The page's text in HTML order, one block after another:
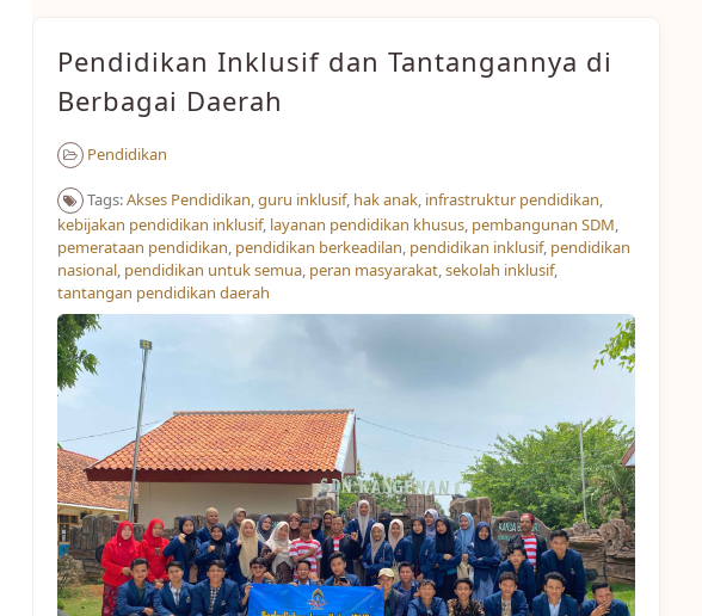
Pendidikan Inklusif dan Tantangannya di
Berbagai Daerah
Pendidikan
Tags:Akses Pendidikan​,guru inklusif, hak anak, infrastruktur pendidikan,
kebijakan pendidikan inklusif, layanan pendidikan khusus, pembangunan SDM,
pemerataan pendidikan, pendidikan berkeadilan, pendidikan inklusif, pendidikan
nasional, pendidikan untuk semua, peran masyarakat,sekolah inklusif,
tantangan pendidikan daerah